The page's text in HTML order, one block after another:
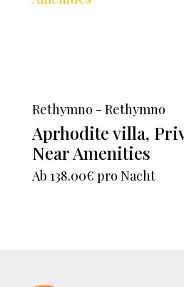
Rethymno - Rethymno
Aprhodite villa,
Near Amenities
Ab 138.00€ pro Nacht